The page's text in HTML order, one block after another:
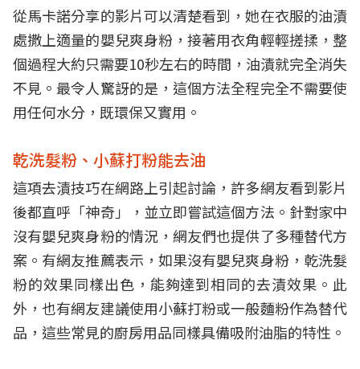
從馬卡諾分享的影片可以清楚看到，她在衣服的油漬
處撒上適量的嬰兒爽身粉，接著用衣角輕輕搓揉，整
個過程大約只需要10秒左右的時間，油漬就完全消失
不見。最令人驚訝的是，這個方法全程完全不需要使
用任何水分，既環保又實用。
乾洗髮粉、小蘇打粉能去油
這項去漬技巧在網路上引起討論，許多網友看到影片
後都直呼「神奇」，並立即嘗試這個方法。針對家中
沒有嬰兒爽身粉的情況，網友們也提供了多種替代方
案。有網友推薦表示，如果沒有嬰兒爽身粉，乾洗髮
粉的效果同樣出色，能夠達到相同的去漬效果。此
外，也有網友建議使用小蘇打粉或一般麵粉作為替代
品，這些常見的廚房用品同樣具備吸附油脂的特性。